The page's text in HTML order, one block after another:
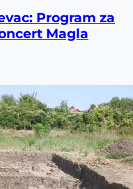
Program za
Magla